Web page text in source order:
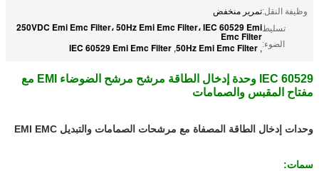
وظيفة النقل:تمرير منخفض
تسليط
الضوء:
250VDC Emi Emc Filter، 50Hz Emi Emc Filter، IEC 60529 Emi
Emc Filter
,
50Hz Emi Emc Filter
,
IEC 60529 Emi Emc Filter
IEC 60529 وحدة إدخال الطاقة مرشح مرشح الضوضاء EMI مع
مفتاح المقبس والصمامات
وحدات إدخال الطاقة المصفاة مع مرشحات الصمامات والتبديل EMI EMC
سمات: